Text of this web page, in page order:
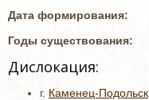
Дата формирования:
Годы существования:
Дислокация:
г. Каменец-Подольск